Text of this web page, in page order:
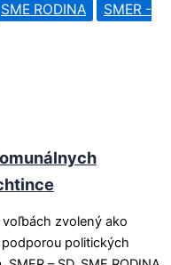
SME RODINA
SMER -
zvolený ako
politických